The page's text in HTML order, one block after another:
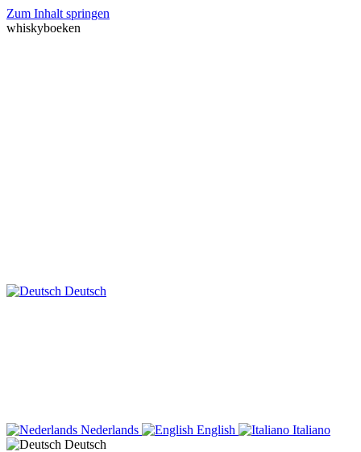
Zum Inhalt springen
whiskyboeken
Deutsch
Nederlands English
Italiano
Deutsch